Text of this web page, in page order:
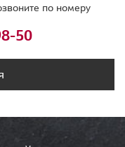
по номеру
50